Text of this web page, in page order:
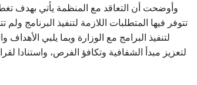
وأوضحت أن التعاقد مع المنظمة يأتي بهدف
تتوفر فيها المتطلبات اللازمة لتنفيذ البرنامج